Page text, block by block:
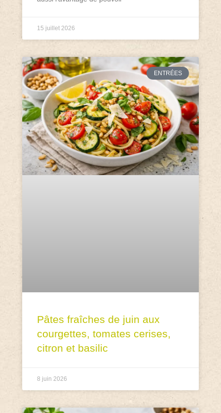
15 juillet 2026
ENTRÉES
Pâtes fraîches de juin aux
courgettes, tomates cerises,
citron et basilic
8 juin 2026